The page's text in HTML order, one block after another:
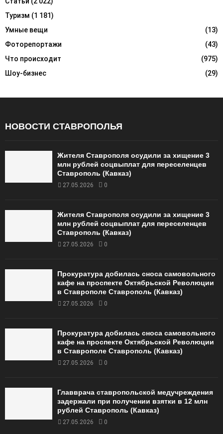
Туризм (1 181)
Умные вещи
(13)
Фоторепортажи
(43)
Что происходит
(975)
Шоу-бизнес
(29)
НОВОСТИ СТАВРОПОЛЬЯ
Жителя Ставрополя осудили за хищение 3
млн рублей соцвыплат для переселенцев
Ставрополь (Кавказ)
27.05.2026 0
Жителя Ставрополя осудили за хищение 3
млн рублей соцвыплат для переселенцев
Ставрополь (Кавказ)
27.05.2026 0
Прокуратура добилась сноса самовольного
кафе на проспекте Октябрьской Революции
в Ставрополе Ставрополь (Кавказ)
27.05.2026 0
Прокуратура добилась сноса самовольного
кафе на проспекте Октябрьской Революции
в Ставрополе Ставрополь (Кавказ)
27.05.2026 0
Главврача ставропольской медучреждения
задержали при получении взятки в 12 млн
рублей Ставрополь (Кавказ)
27.05.2026 0